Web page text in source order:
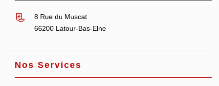
8 Rue du Muscat
66200 Latour-Bas-Elne
Nos Services